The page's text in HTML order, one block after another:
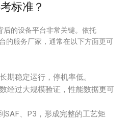
标准？
后的设备平台非常关键。依托
的服务厂家，通常在以下方面更可
期稳定运行，停机率低。
经过大规模验证，性能数据更可
SAF、P3，形成完整的工艺矩